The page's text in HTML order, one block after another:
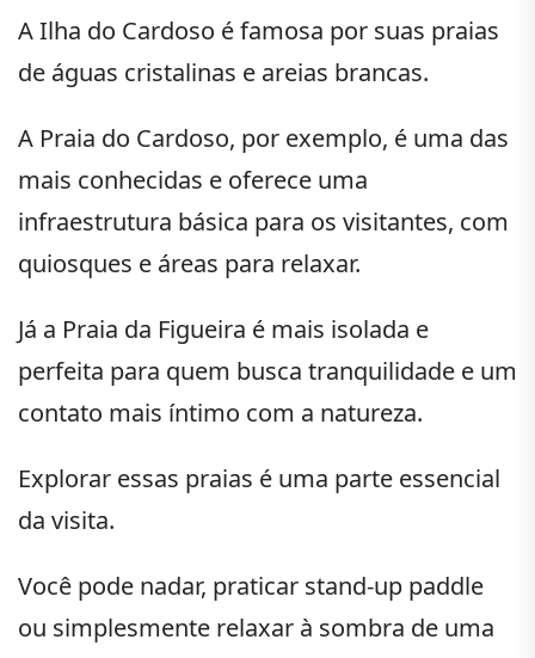
A Ilha do Cardoso é famosa por suas praias
de águas cristalinas e areias brancas.
A Praia do Cardoso, por exemplo, é uma das
mais conhecidas e oferece uma
infraestrutura básica para os visitantes, com
quiosques e áreas para relaxar.
Já a Praia da Figueira é mais isolada e
perfeita para quem busca tranquilidade e um
contato mais íntimo com a natureza.
Explorar essas praias é uma parte essencial
da visita.
Você pode nadar, praticar stand-up paddle
ou simplesmente relaxar à sombra de uma